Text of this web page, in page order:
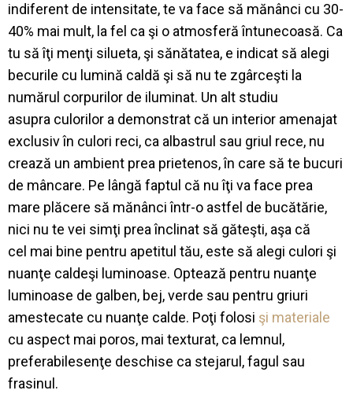
indiferent de intensitate,te vaface să mănânci cu 30-
40% mai mult, lafel ca şi o atmosferă întunecoasă. Ca
tu să îţi menţi silueta, şi sănătatea, e indicat să alegi
becurile cu lumină caldă şi să nu te zgârceşti la
numărul corpurilor de iluminat. Un alt studiu
asupra culorilor a demonstrat că un interior amenajat
exclusivîn culori reci, ca albastrul sau griul rece, nu
crează un ambient prea prietenos,în care să te bucuri
de mâncare. Pe ângă faptul că nuîţi vaface prea
mare pl ăcere să mănânci într-o astfel de bucătărie,
nici nu te vei simţi preaînclinat să găteşti, aşa că
cel mai bine pentru apetitul tău, este să alegi culori şi
nuanţe caldeşi luminoase. Optează pentru nuanţe
luminoase de galben, bej,verde sau pentru griuri
amestecate cu nuanţe calde. Poţi folosi şi materiale
cu aspect mai poros, mai texturat, ca lemnul ,
preferabil esenţe deschise ca stejarul ,fagul sau
frasinul .